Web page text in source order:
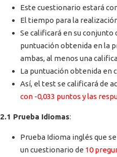
Este cuestionario estará
El tiempo para la
Se calificará en su
puntuación obtenida en la
ambas, al menos una
La puntuación obtenida en
Así, el test se calificará de
con -0,033 puntos y las
2.1 Prueba Idiomas:
Prueba Idioma inglés que
un cuestionario de 10